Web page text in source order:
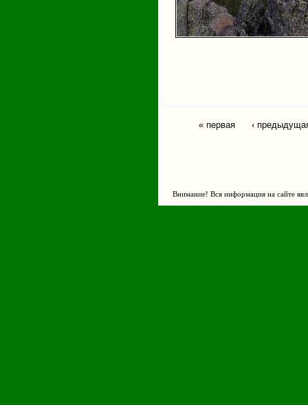
Страницы
« первая ‹
Внимание! Вся информация на сайте